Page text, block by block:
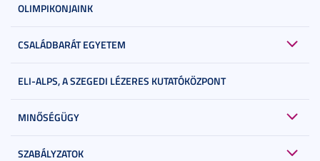
OLIMPIKONJAINK
CSALÁDBARÁT EGYETEM
ELI-ALPS, A SZEGEDI LÉZERES KUTATÓKÖZPONT
MINŐSÉGÜGY
SZABÁLYZATOK